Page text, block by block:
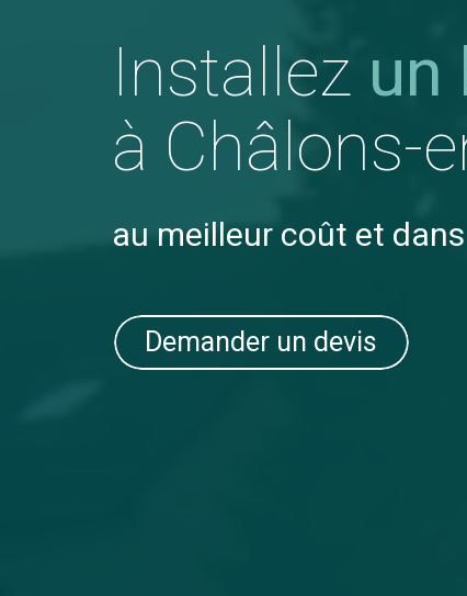
Installez un
à Châlons-
au meilleur coût et
Demander un devis